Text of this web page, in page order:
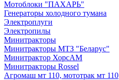
Мотоблоки "ПАХАРЬ"
Генераторы холодного тумана
Электроплуги
Электропилы
Минитракторы
Минитракторы МТЗ "Беларус"
Минитрактор ХорсАМ
Минитракторы Rossel
Агромаш мт 110, мототрак мт 110